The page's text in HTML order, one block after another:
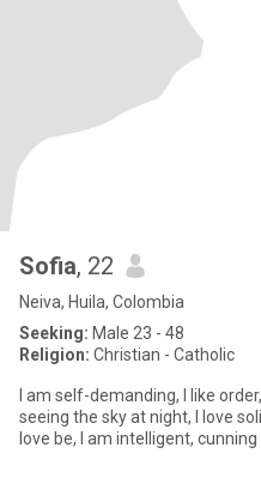
Sofia, 22
Neiva, Huila, Colombia
Seeking: Male 23 - 48
Religion: Christian - Catholic
I am self-demanding, I like
seeing the sky at night, I love
love be, I am intelligent,